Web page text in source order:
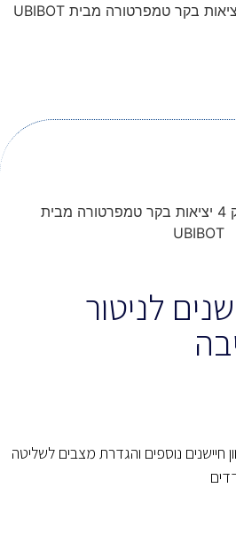
לניטור
חיישנים נוספים והגדרת מצבים לשליטה